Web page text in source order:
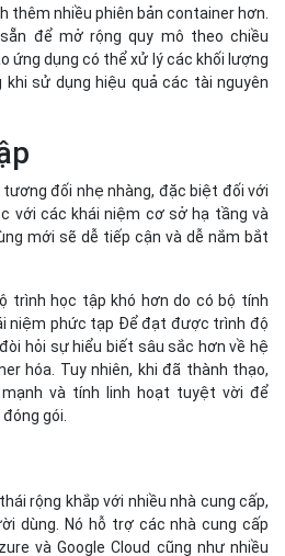
thêm nhiều phiên bản container hơn.
để mở rộng quy mô theo chiều
ứng dụng có thể xử lý các khối lượng
sử dụng hiệu quả các tài nguyên
đối nhẹ nhàng, đặc biệt đối với
với các khái niệm cơ sở hạ tầng và
mới sẽ dễ tiếp cận và dễ nắm bắt
trình học tập khó hơn do có bộ tính
niệm phức tạp Để đạt được trình độ
hỏi sự hiểu biết sâu sắc hơn về hệ
hóa. Tuy nhiên, khi đã thành thạo,
và tính linh hoạt tuyệt vời để
gói.
rộng khắp với nhiều nhà cung cấp,
dùng. Nó hỗ trợ các nhà cung cấp
và Google Cloud cũng như nhiều